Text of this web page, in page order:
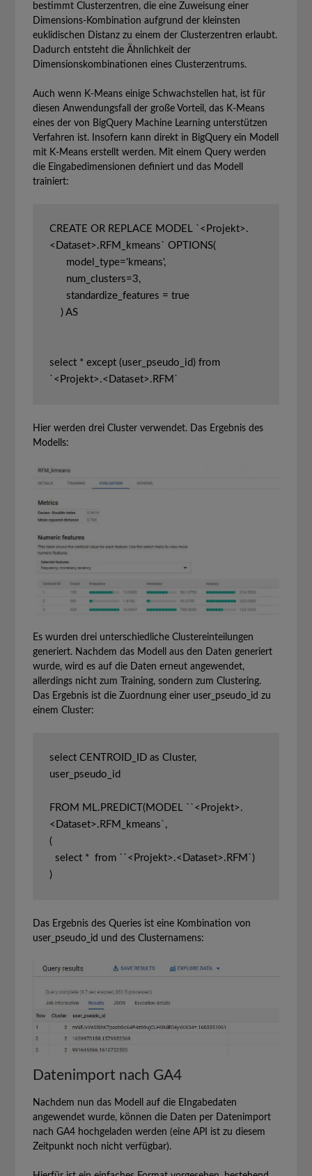
bestimmt Clusterzentren, die eine Zuweisung einer
Dimensions-Kombination aufgrund der kleinsten
euklidischen Distanz zu einem der Clusterzentren erlaubt.
Dadurch entsteht die Ähnlichkeit der
Dimensionskombinationen eines Clusterzentrums.
Auch wenn K-Means einige Schwachstellen hat, ist für
diesen Anwendungsfall der große Vorteil, das K-Means
eines der von BigQuery Machine Learning unterstützen
Verfahren ist. Insofern kann direkt in BigQuery ein Modell
mit K-Means erstellt werden. Mit einem Query werden
die Eingabedimensionen definiert und das Modell
trainiert:
CREATE OR REPLACE MODEL `<Projekt>.
<Dataset>.RFM_kmeans` OPTIONS(
      standardize_features = true
select * except (user_pseudo_id) from
`<Projekt>.<Dataset>.RFM`
Hier werden drei Cluster verwendet. Das Ergebnis des
Modells:
Es wurden drei unterschiedliche Clustereinteilungen
generiert. Nachdem das Modell aus den Daten generiert
wurde, wird es auf die Daten erneut angewendet,
allerdings nicht zum Training, sondern zum Clustering.
Das Ergebnis ist die Zuordnung einer user_pseudo_id zu
einem Cluster:
select CENTROID_ID as Cluster,
user_pseudo_id
FROM ML.PREDICT(MODEL ``<Projekt>.
<Dataset>.RFM_kmeans`,
(
  select *  from ``<Projekt>.<Dataset>.RFM`)
)
Das Ergebnis des Queries ist eine Kombination von
user_pseudo_id und des Clusternamens:
Datenimport nach GA4
Nachdem nun das Modell auf die EIngabedaten
angewendet wurde, können die Daten per Datenimport
nach GA4 hochgeladen werden (eine API ist zu diesem
Zeitpunkt noch nicht verfügbar).